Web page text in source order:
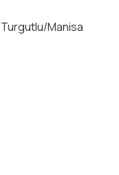
Turgutlu/Manisa